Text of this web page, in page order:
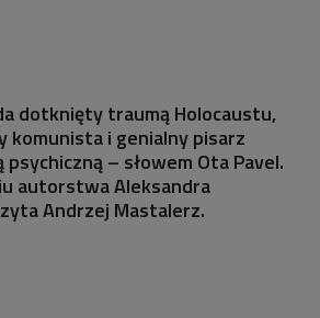
dotknięty traumą Holocaustu,
komunista i genialny pisarz
– słowem Ota Pavel.
autorstwa Aleksandra
Andrzej Mastalerz.